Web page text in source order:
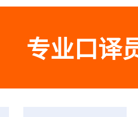
专业口译